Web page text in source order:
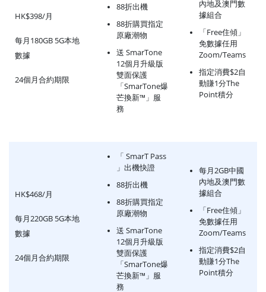
HK$398/月
每月180GB 5G本地
數據
24個月合約期限
88折出機
88折購買指定
原廠潮物
送 SmarTone
12個月升級版
雙面保護
「SmarTone爆
芒換新™」服
務
內地及澳門數
據組合
「Free住傾」
免數據任用
Zoom/Teams
指定消費$2自
動賺1分The
Point積分
HK$468/月
每月220GB 5G本地
數據
24個月合約期限
「 SmarT Pass
」出機快證
88折出機
88折購買指定
原廠潮物
送 SmarTone
12個月升級版
雙面保護
「SmarTone爆
芒換新™」服
務
每月2GB中國
內地及澳門數
據組合
「Free住傾」
免數據任用
Zoom/Teams
指定消費$2自
動賺1分The
Point積分